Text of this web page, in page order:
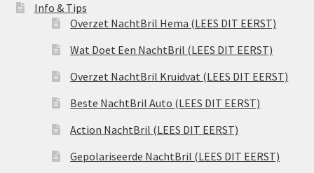
Info & Tips
Overzet NachtBril Hema (LEES DIT EERST)
Wat Doet Een NachtBril (LEES DIT EERST)
Overzet NachtBril Kruidvat (LEES DIT EERST)
Beste NachtBril Auto (LEES DIT EERST)
Action NachtBril (LEES DIT EERST)
Gepolariseerde NachtBril (LEES DIT EERST)